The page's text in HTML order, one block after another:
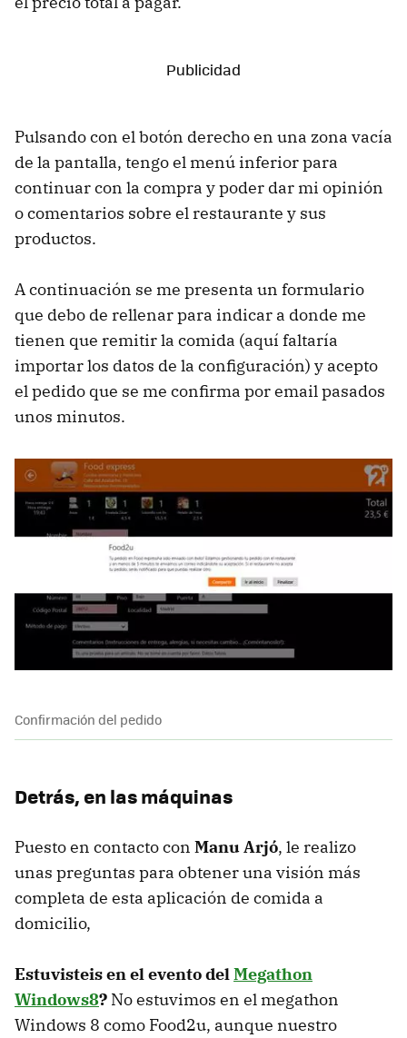
Pulsando con el botón derecho en una zona vacía
de la pantalla, tengo el menú inferior para
continuar con la compra y poder dar mi opinión
o comentarios sobre el restaurante y sus
productos.
A continuación se me presenta un formulario
que debo de rellenar para indicar a donde me
tienen que remitir la comida (aquí faltaría
importar los datos de la configuración) y acepto
el pedido que se me confirma por email pasados
unos minutos.
Confirmación del pedido
Detrás, en las máquinas
Puesto en contacto con Manu Arjó, le realizo
unas preguntas para obtener una visión más
completa de esta aplicación de comida a
domicilio,
Estuvisteis en el evento delMegathon
Windows8? No estuvimos en el megathon
Windows 8 como Food2u, aunque nuestro